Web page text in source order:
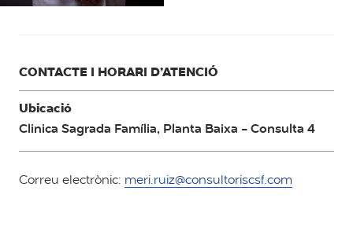
CONTACTE I HORARI D’ATENCIÓ
Ubicació
Clinica Sagrada Família, Planta Baixa - Consulta 4
Correu electrònic: meri.ruiz@consultoriscsf.com